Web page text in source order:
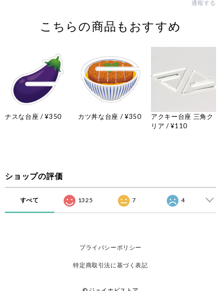
通報する
こちらの商品もおすすめ
ナスな台座 / ¥350 カツ丼な台座 / ¥350
アクキー台座 三角ク
リア / ¥110
ショップの評価
すべて 1325 7 4
プライバシーポリシー
特定商取引法に基づく表記